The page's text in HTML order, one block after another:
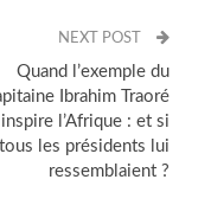
NEXT POST
Quand l’exemple du
Ibrahim Traoré
inspire l’Afrique : et si
tous les présidents lui
ressemblaient ?